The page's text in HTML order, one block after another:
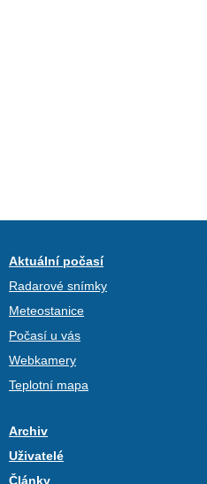
Aktuální počasí
Radarové snímky
Meteostanice
Počasí u vás
Webkamery
Teplotní mapa
Archiv
Uživatelé
Články